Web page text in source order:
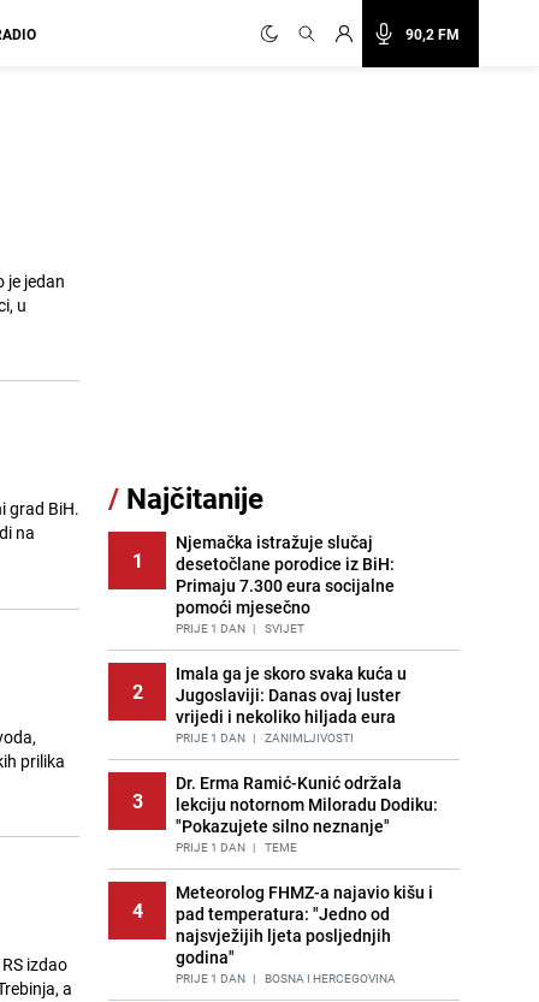
90,2 FM
je jedan
u
grad BiH.
na
prilika
izdao
a
/ Najčitanije
1
Njemačka istražuje slučaj
desetočlane porodice iz BiH:
Primaju 7.300 eura socijalne
pomoći mjesečno
PRIJE 1 DAN | SVIJET
2
Imala ga je skoro svaka kuća u
Jugoslaviji: Danas ovaj luster
vrijedi i nekoliko hiljada eura
PRIJE 1 DAN | ZANIMLJIVOSTI
3
Dr. Erma Ramić-Kunić održala
lekciju notornom Miloradu Dodiku:
"Pokazujete silno neznanje"
PRIJE 1 DAN | TEME
4
Meteorolog FHMZ-a najavio kišu i
pad temperatura: "Jedno od
najsvježijih ljeta posljednjih
godina"
PRIJE 1 DAN | BOSNA I HERCEGOVINA